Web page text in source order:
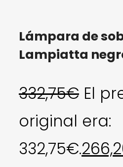
Lámpara de
Lampiatta
332,75€ El
original era:
332,75€.